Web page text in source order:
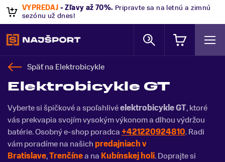
VÝPREDAJ - Zľavy až 70%. Pripravte sa na letnú a zimnú
sezónu už dnes!
Späť na Elektrobicykle
Elektrobicykle GT
Vyberte si špičkové a spoľahlivéelektrobicykle GT, ktoré
vás prekvapia svojím vysokým výkonom a dlhou výdržou
batérie. Osobný e-shop poradca+421220924810. Radi
vám poradíme na našich predajniach v
Bratislave,Trenčínea na Kubínskej holi. Doprajte si